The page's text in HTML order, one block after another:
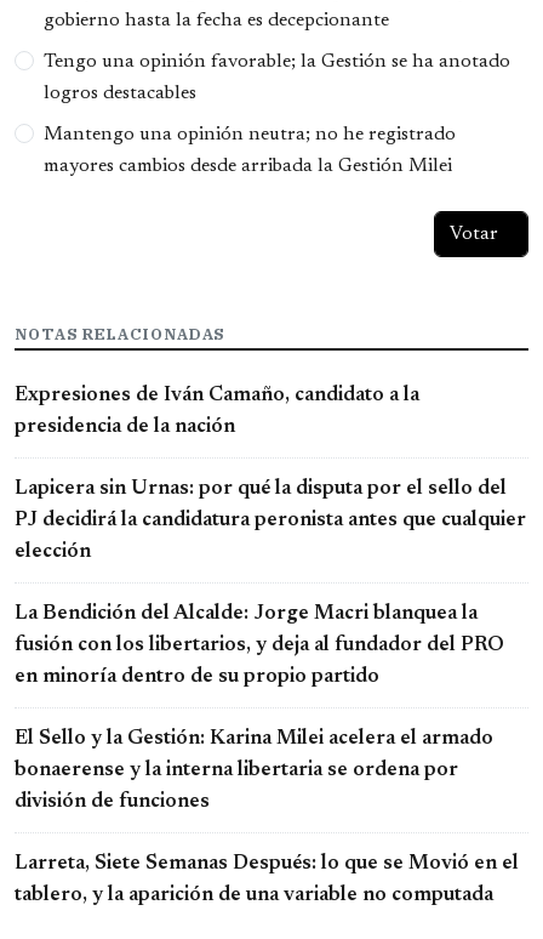
gobierno hasta la fecha es decepcionante
Tengo una opinión favorable; la Gestión se ha anotado
logros destacables
Mantengo una opinión neutra; no he registrado
mayores cambios desde arribada la Gestión Milei
NOTAS RELACIONADAS
Expresiones de Iván Camaño, candidato a la
presidencia de la nación
Lapicera sin Urnas: por qué la disputa por el sello del
PJ decidirá la candidatura peronista antes que cualquier
elección
La Bendición del Alcalde: Jorge Macri blanquea la
fusión con los libertarios, y deja al fundador del PRO
en minoría dentro de su propio partido
El Sello y la Gestión: Karina Milei acelera el armado
bonaerense y la interna libertaria se ordena por
división de funciones
Larreta, Siete Semanas Después: lo que se Movió en el
tablero, y la aparición de una variable no computada